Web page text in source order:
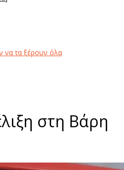
να τα ξέρουν όλα
στη Βάρη